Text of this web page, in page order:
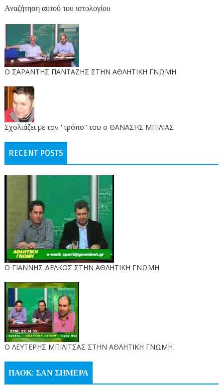
Αναζήτηση αυτού του ιστολογίου
O ΣΑΡΑΝΤΗΣ ΠΑΝΤΑΖΗΣ ΣΤΗΝ ΑΘΛΗΤΙΚΗ ΓΝΩΜΗ
Σχολιάζει με τον ''τρόπο'' του ο ΘΑΝΑΣΗΣ ΜΠΙΛΙΑΣ
RECENT POSTS
Ο ΓΙΑΝΝΗΣ ΔΕΛΚΟΣ ΣΤΗΝ ΑΘΛΗΤΙΚΗ ΓΝΩΜΗ
O ΛΕΥΤΕΡΗΣ ΜΠΙΛΙΤΣΑΣ ΣΤΗΝ ΑΘΛΗΤΙΚΗ ΓΝΩΜΗ
ΠΑΟΚ: ΣΑΝ ΣΗΜΕΡΑ